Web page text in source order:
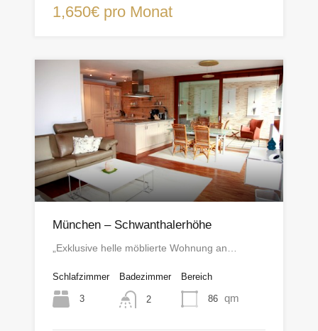
1,650€ pro Monat
München – Schwanthalerhöhe
„Exklusive helle möblierte Wohnung an…
Schlafzimmer
3
Badezimmer
2
Bereich
86 qm